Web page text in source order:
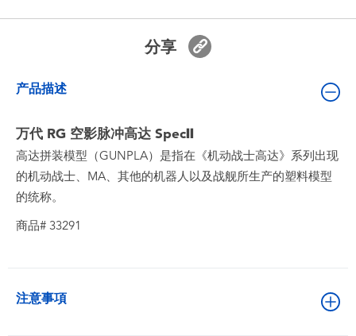
夏日
新登场
玩具促销
分享
产品描述
万代 RG 空影脉冲高达 SpecⅡ
高达拼装模型（GUNPLA）是指在《机动战士高达》系列出现
的机动战士、MA、其他的机器人以及战舰所生产的塑料模型
的统称。
商品# 33291
注意事項